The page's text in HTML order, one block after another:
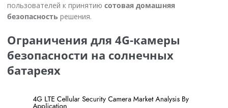
пользователей к принятию сотовая домашняя
безопасность решения.
Ограничения для 4G-камеры
безопасности на солнечных
батареях